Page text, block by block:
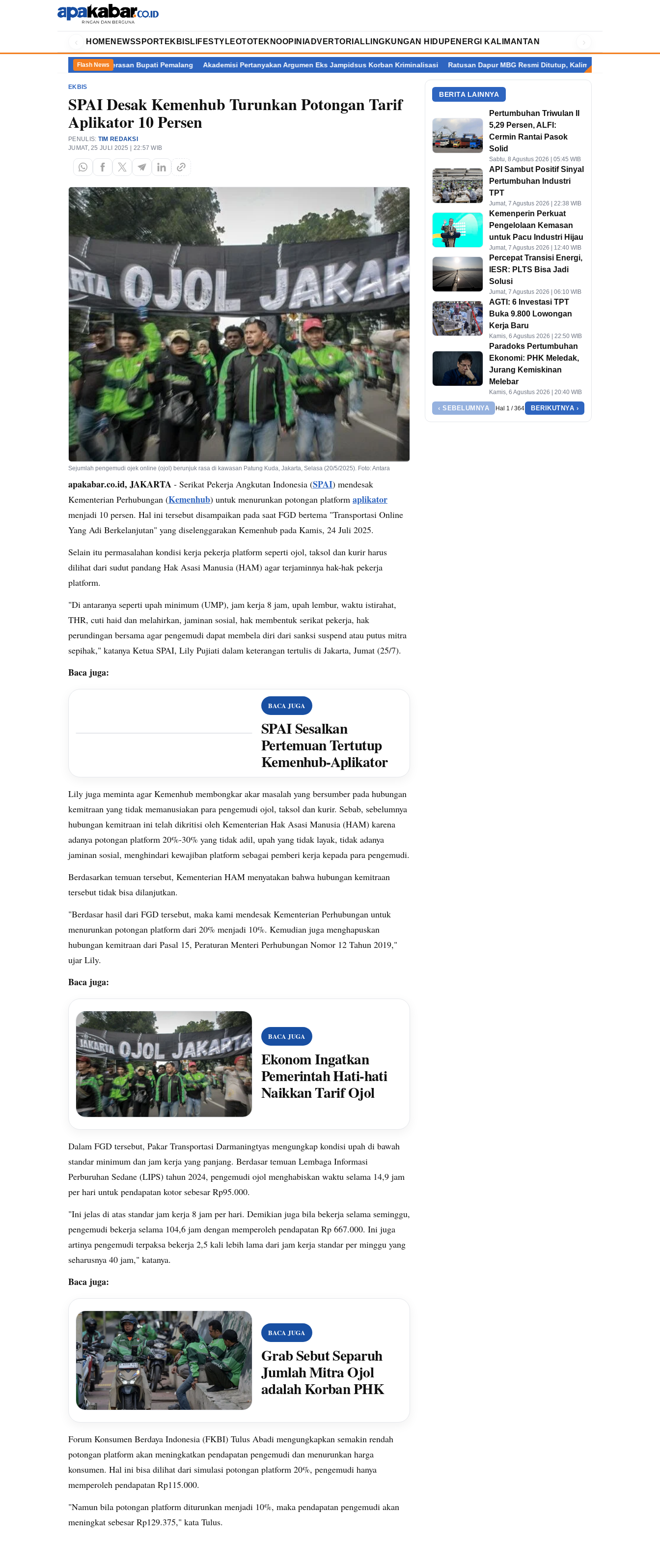
‹ HOME NEWSSPORT EKBIS LIFESTYLEOTOTEKNOOPINI ADVERTORIAL LINGKUNGAN HIDUP ENERGI KALIMANTAN ›
Flash News
Dugaan Pemerasan Bupati Pemalang Akademisi Pertanyakan Argumen Eks Jampidsus Korban Kriminalisasi Ratusan Dapur MBG Resmi Ditutup, Kalimantan Terbanyak
EKBIS
SPAI Desak Kemenhub Turunkan Potongan Tarif
Aplikator 10 Persen
PENULIS: TIM REDAKSI
JUMAT, 25 JULI 2025 | 22:57 WIB
Sejumlah pengemudi ojek online (ojol) berunjuk rasa di kawasan Patung Kuda, Jakarta, Selasa (20/5/2025). Foto: Antara
apakabar.co.id, JAKARTA - Serikat Pekerja Angkutan Indonesia (SPAI) mendesak
Kementerian Perhubungan (Kemenhub) untuk menurunkan potongan platform aplikator
menjadi 10 persen. Hal ini tersebut disampaikan pada saat FGD bertema "Transportasi Online
Yang Adi Berkelanjutan" yang diselenggarakan Kemenhub pada Kamis, 24 Juli 2025.
Selain itu permasalahan kondisi kerja pekerja platform seperti ojol, taksol dan kurir harus
dilihat dari sudut pandang Hak Asasi Manusia (HAM) agar terjaminnya hak-hak pekerja
platform.
"Di antaranya seperti upah minimum (UMP), jam kerja 8 jam, upah lembur, waktu istirahat,
THR, cuti haid dan melahirkan, jaminan sosial, hak membentuk serikat pekerja, hak
perundingan bersama agar pengemudi dapat membela diri dari sanksi suspend atau putus mitra
sepihak," katanya Ketua SPAI, Lily Pujiati dalam keterangan tertulis di Jakarta, Jumat (25/7).
Baca juga:
BACA JUGA
SPAI Sesalkan
Pertemuan Tertutup
Kemenhub-Aplikator
Lily juga meminta agar Kemenhub membongkar akar masalah yang bersumber pada hubungan
kemitraan yang tidak memanusiakan para pengemudi ojol, taksol dan kurir. Sebab, sebelumnya
hubungan kemitraan ini telah dikritisi oleh Kementerian Hak Asasi Manusia (HAM) karena
adanya potongan platform 20%-30% yang tidak adil, upah yang tidak layak, tidak adanya
jaminan sosial, menghindari kewajiban platform sebagai pemberi kerja kepada para pengemudi.
Berdasarkan temuan tersebut, Kementerian HAM menyatakan bahwa hubungan kemitraan
tersebut tidak bisa dilanjutkan.
"Berdasar hasil dari FGD tersebut, maka kami mendesak Kementerian Perhubungan untuk
menurunkan potongan platform dari 20% menjadi 10%. Kemudian juga menghapuskan
hubungan kemitraan dari Pasal 15, Peraturan Menteri Perhubungan Nomor 12 Tahun 2019,"
ujar Lily.
Baca juga:
BACA JUGA
Ekonom Ingatkan
Pemerintah Hati-hati
Naikkan Tarif Ojol
Dalam FGD tersebut, Pakar Transportasi Darmaningtyas mengungkap kondisi upah di bawah
standar minimum dan jam kerja yang panjang. Berdasar temuan Lembaga Informasi
Perburuhan Sedane (LIPS) tahun 2024, pengemudi ojol menghabiskan waktu selama 14,9 jam
per hari untuk pendapatan kotor sebesar Rp95.000.
"Ini jelas di atas standar jam kerja 8 jam per hari. Demikian juga bila bekerja selama seminggu,
pengemudi bekerja selama 104,6 jam dengan memperoleh pendapatan Rp 667.000. Ini juga
artinya pengemudi terpaksa bekerja 2,5 kali lebih lama dari jam kerja standar per minggu yang
seharusnya 40 jam," katanya.
Baca juga:
BACA JUGA
Grab Sebut Separuh
Jumlah Mitra Ojol
adalah Korban PHK
Forum Konsumen Berdaya Indonesia (FKBI) Tulus Abadi mengungkapkan semakin rendah
potongan platform akan meningkatkan pendapatan pengemudi dan menurunkan harga
konsumen. Hal ini bisa dilihat dari simulasi potongan platform 20%, pengemudi hanya
memperoleh pendapatan Rp115.000.
"Namun bila potongan platform diturunkan menjadi 10%, maka pendapatan pengemudi akan
meningkat sebesar Rp129.375," kata Tulus.
BERITA LAINNYA
Pertumbuhan Triwulan II
5,29 Persen, ALFI:
Cermin Rantai Pasok
Solid
Sabtu, 8 Agustus 2026 | 05:45 WIB
API Sambut Positif Sinyal
Pertumbuhan Industri
TPT
Jumat, 7 Agustus 2026 | 22:38 WIB
Kemenperin Perkuat
Pengelolaan Kemasan
untuk Pacu Industri Hijau
Jumat, 7 Agustus 2026 | 12:40 WIB
Percepat Transisi Energi,
IESR: PLTS Bisa Jadi
Solusi
Jumat, 7 Agustus 2026 | 06:10 WIB
AGTI: 6 Investasi TPT
Buka 9.800 Lowongan
Kerja Baru
Kamis, 6 Agustus 2026 | 22:50 WIB
Paradoks Pertumbuhan
Ekonomi: PHK Meledak,
Jurang Kemiskinan
Melebar
Kamis, 6 Agustus 2026 | 20:40 WIB
‹ SEBELUMNYA Hal 1 / 364 BERIKUTNYA ›